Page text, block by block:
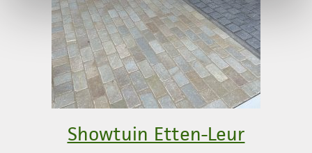
Showtuin Etten-Leur